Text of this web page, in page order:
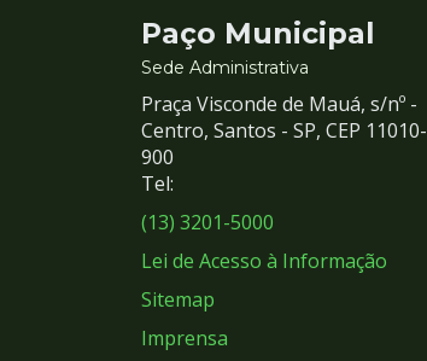
Contato
e
Redes
Sociais
Paço Municipal
Sede Administrativa
Praça Visconde de Mauá, s/nº -
Centro, Santos - SP, CEP 11010-
900
Tel:
(13) 3201-5000
Lei de Acesso à Informação
Sitemap
Imprensa